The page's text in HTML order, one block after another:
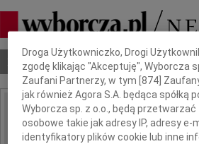
Nekrologi Odeszli Poradnik
IMIĘ I NAZWISKO: Czesław
Dbamy o Twoją prywatność
Droga Użytkowniczko, Drogi
zgodę klikając "Akceptuję", Wyborcza
Zaufani Partnerzy, w tym [874 ]
jak również Agora S.A. będąca spółką
Wyborcza sp. z o.o., będą przetwarzać
osobowe takie jak adresy IP, adresy e-
identyfikatory plików cookie lub inne